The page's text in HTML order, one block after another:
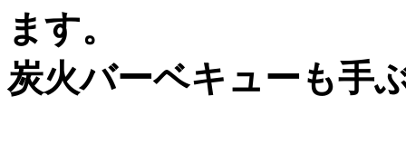
ます。
炭火バーベキューも手